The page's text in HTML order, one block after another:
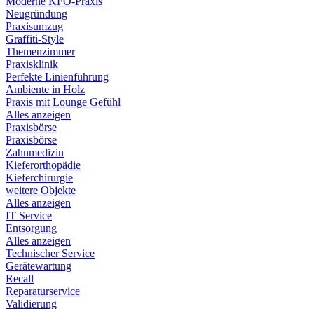
Neugründung
Praxisumzug
Graffiti-Style
Themenzimmer
Praxisklinik
Perfekte Linienführung
Ambiente in Holz
Praxis mit Lounge Gefühl
Alles anzeigen
Praxisbörse
Praxisbörse
Zahnmedizin
Kieferorthopädie
Kieferchirurgie
weitere Objekte
Alles anzeigen
IT Service
Entsorgung
Alles anzeigen
Technischer Service
Gerätewartung
Recall
Reparaturservice
Validierung